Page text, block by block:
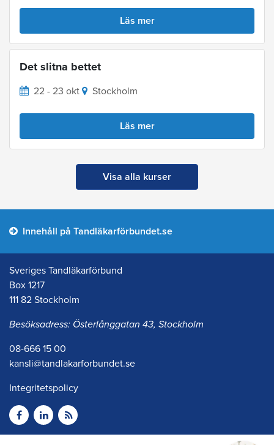
Läs mer
Det slitna bettet
22 - 23 okt Stockholm
Läs mer
Visa alla kurser
Innehåll på Tandläkarförbundet.se
Sveriges Tandläkarförbund
Box 1217
111 82 Stockholm
Besöksadress: Österlånggatan 43, Stockholm
08-666 15 00
kansli@tandlakarforbundet.se
Integritetspolicy